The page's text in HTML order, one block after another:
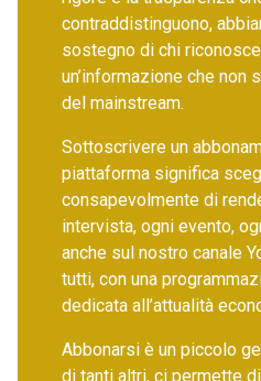
contraddistinguono,
sostegno di chi
un’informazione che non
del mainstream.
Sottoscrivere un
piattaforma significa
consapevolmente di
intervista, ogni evento,
anche sul nostro canale
tutti, con una
dedicata all’attualità
Abbonarsi è un piccolo
di tanti altri, ci permette